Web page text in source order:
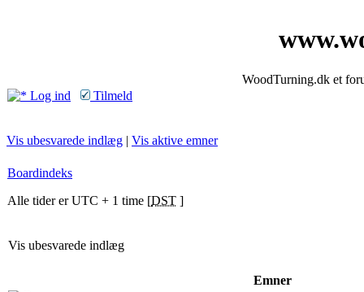
WoodTurning.dk et
Log ind
Tilmeld
Vis ubesvarede indlæg | Vis aktive emner
Boardindeks
Alle tider er UTC + 1 time [DST ]
Vis ubesvarede indlæg
Emner